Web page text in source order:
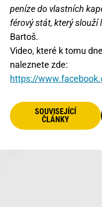
peníze do vlastních
férový stát, který slouží
Bartoš.
Video, které k tomu
naleznete zde:
https://
SOUVISEJÍCÍ
ČLÁNKY